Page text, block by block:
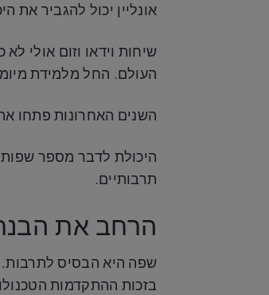
אונליין יכול להגביר
שיחות וידאו וזום אולי
העולם. החל מלמידת
השנים האחרונות פתחו
היכולת לדבר מספר
תרבותיים.
הרחב את
שפה היא הבסיס
בזכות ההתקדמות